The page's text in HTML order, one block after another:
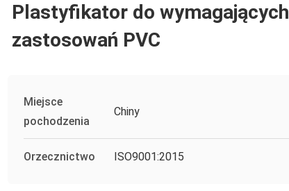
Plastyfikator do wymagających
zastosowań PVC
Miejsce
pochodzenia
Chiny
Orzecznictwo ISO9001:2015